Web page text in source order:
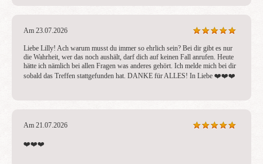
Am 23.07.2026
Liebe Lilly! Ach warum musst du immer so ehrlich sein? Bei dir gibt es nur
die Wahrheit, wer das noch aushält, darf dich auf keinen Fall anrufen. Heute
hätte ich nämlich bei allen Fragen was anderes gehört. Ich melde mich bei dir
sobald das Treffen stattgefunden hat. DANKE für ALLES! In Liebe ❤️❤️❤️
Am 21.07.2026
❤️❤️❤️